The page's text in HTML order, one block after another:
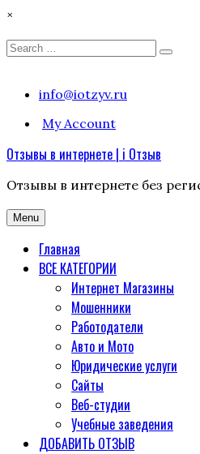
×
Search
Search
Skip
content
info@iotzyv.ru
My Account
Отзывы в интернете | i Отзыв
Отзывы в интернете без
Menu
Главная
ВСЕ КАТЕГОРИИ
Интернет Магазины
Мошенники
Работодатели
Авто и Мото
Юридические услуги
Сайты
Веб-студии
Учебные заведения
ДОБАВИТЬ ОТЗЫВ